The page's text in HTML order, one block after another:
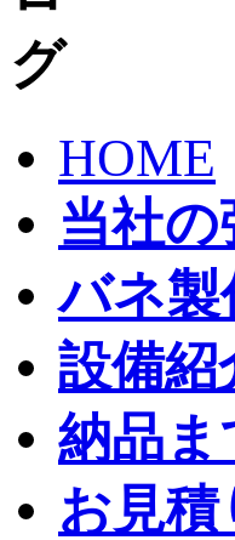
HOME
当社の
バネ製
設備紹
納品ま
お見積